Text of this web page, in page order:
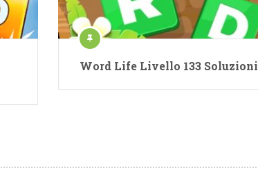
Word Life Livello 133 Soluzioni